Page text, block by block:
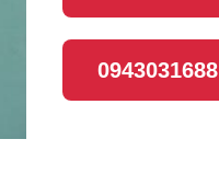
0943031688